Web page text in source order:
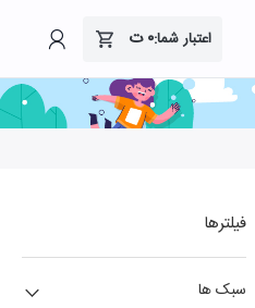
اعتبار شما:۰ت
فیلترها
سبک ها